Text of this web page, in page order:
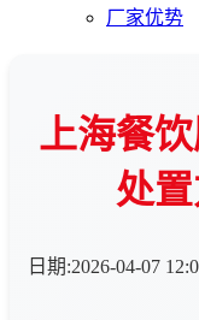
厂家优势
上海餐
处
日期:2026-04-07